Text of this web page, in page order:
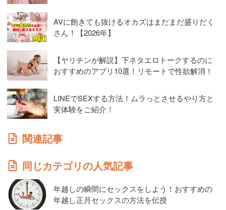
AVに飽きても抜けるオカズはまだまだ盛りだく
さん！【2026年】
【ヤリチンが解説】下ネタエロトークするのに
おすすめのアプリ10選！リモートで性欲解消！
LINEでSEXする方法！ムラっとさせるやり方と
実体験をご紹介！
関連記事
同じカテゴリの人気記事
年越しの瞬間にセックスをしよう！おすすめの
年越し正月セックスの方法を伝授